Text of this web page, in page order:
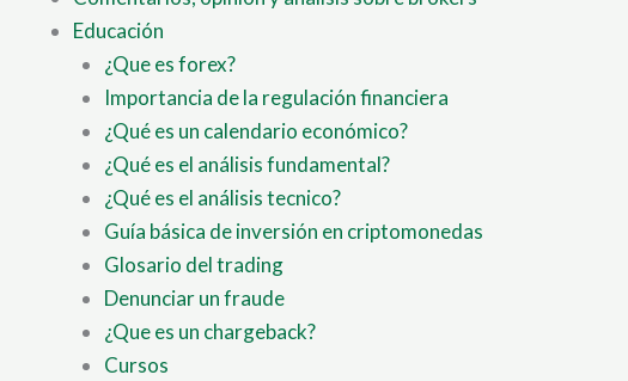
Educación
¿Que es forex?
Importancia de la regulación financiera
¿Qué es un calendario económico?
¿Qué es el análisis fundamental?
¿Qué es el análisis tecnico?
Guía básica de inversión en criptomonedas
Glosario del trading
Denunciar un fraude
¿Que es un chargeback?
Cursos